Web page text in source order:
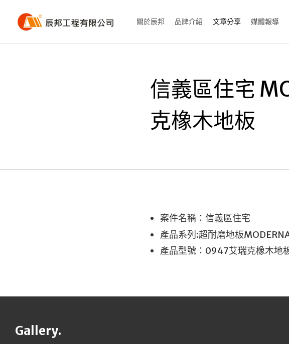
關於辰邦 品牌介紹 文章分享 媒體報導
信義區住宅
克橡木地板
案件名稱：信義區住宅
產品系列:超耐磨地板
產品型號：0947艾瑞克橡木地
Gallery.